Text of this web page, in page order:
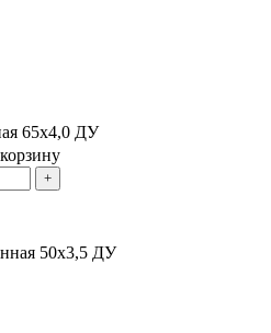
65х4,0 ДУ
+